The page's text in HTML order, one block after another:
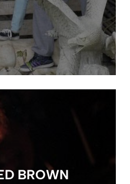
BROWN